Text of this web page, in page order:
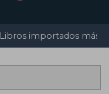
Libros importados más